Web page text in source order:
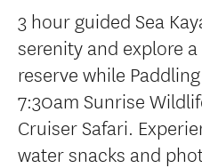
3 hour guided Sea
serenity and explore
reserve while
7:30am Sunrise
Cruiser Safari.
water snacks and